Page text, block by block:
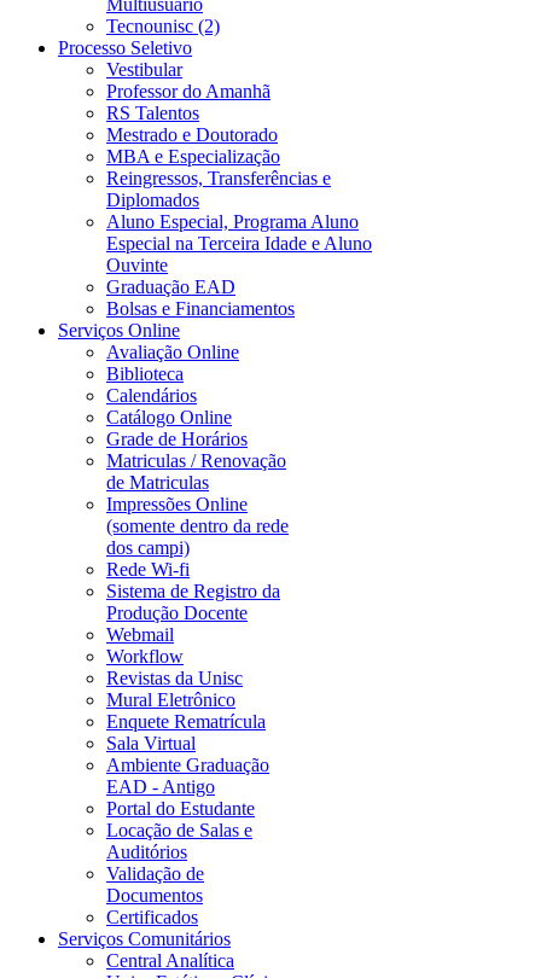
Multiusuário
Tecnounisc (2)
Processo Seletivo
Vestibular
Professor do Amanhã
RS Talentos
Mestrado e Doutorado
MBA e Especialização
Reingressos, Transferências e
Diplomados
Aluno Especial, Programa Aluno
Especial na Terceira Idade e Aluno
Ouvinte
Graduação EAD
Bolsas e Financiamentos
Serviços Online
Avaliação Online
Biblioteca
Calendários
Catálogo Online
Grade de Horários
Matriculas / Renovação
de Matriculas
Impressões Online
(somente dentro da rede
dos campi)
Rede Wi-fi
Sistema de Registro da
Produção Docente
Webmail
Workflow
Revistas da Unisc
Mural Eletrônico
Enquete Rematrícula
Sala Virtual
Ambiente Graduação
EAD - Antigo
Portal do Estudante
Locação de Salas e
Auditórios
Validação de
Documentos
Certificados
Serviços Comunitários
Central Analítica